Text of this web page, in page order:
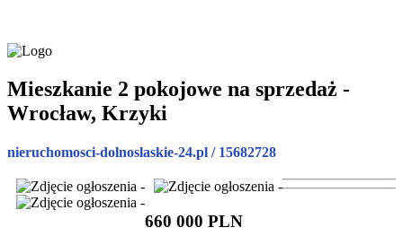
Mieszkanie 2 pokojowe na sprzedaż -
Wrocław, Krzyki
nieruchomosci-dolnoslaskie-24.pl / 15682728
660 000 PLN